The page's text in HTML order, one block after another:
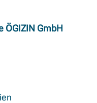
ÖGIZIN GmbH